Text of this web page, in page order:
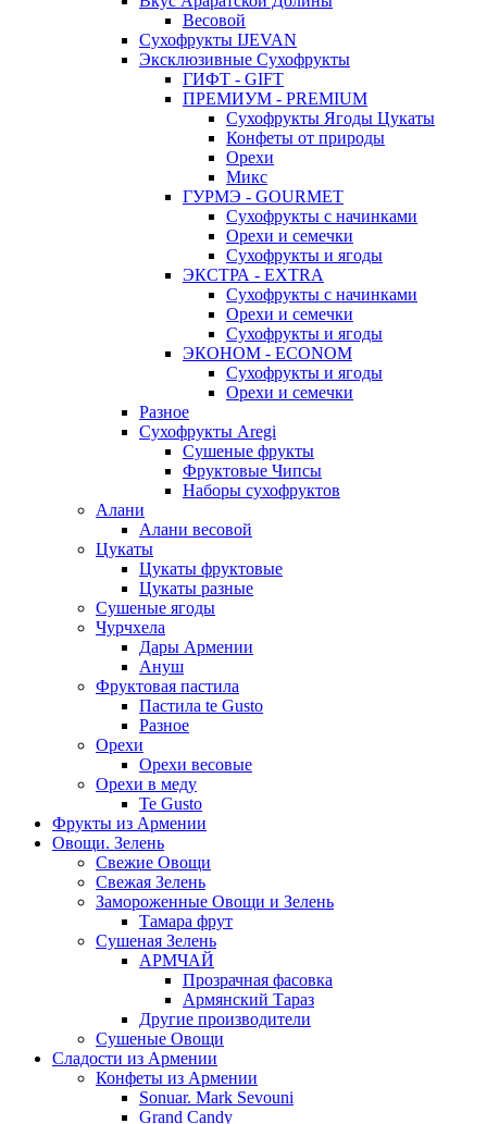
Весовой
Сухофрукты IJEVAN
Эксклюзивные Сухофрукты
ГИФТ - GIFT
ПРЕМИУМ - PREMIUM
Сухофрукты Ягоды Цукаты
Конфеты от природы
Орехи
Микс
ГУРМЭ - GOURMET
Сухофрукты с начинками
Орехи и семечки
Сухофрукты и ягоды
ЭКСТРА - EXTRA
Сухофрукты с начинками
Орехи и семечки
Сухофрукты и ягоды
ЭКОНОМ - ECONOM
Сухофрукты и ягоды
Орехи и семечки
Разное
Сухофрукты Aregi
Сушеные фрукты
Фруктовые Чипсы
Наборы сухофруктов
Алани
Алани весовой
Цукаты
Цукаты фруктовые
Цукаты разные
Сушеные ягоды
Чурчхела
Дары Армении
Ануш
Фруктовая пастила
Пастила te Gusto
Разное
Орехи
Орехи весовые
Орехи в меду
Te Gusto
Фрукты из Армении
Овощи. Зелень
Свежие Овощи
Свежая Зелень
Замороженные Овощи и Зелень
Тамара фрут
Сушеная Зелень
АРМЧАЙ
Прозрачная фасовка
Армянский Тараз
Другие производители
Сушеные Овощи
Сладости из Армении
Конфеты из Армении
Sonuar. Mark Sevouni
Grand Candy